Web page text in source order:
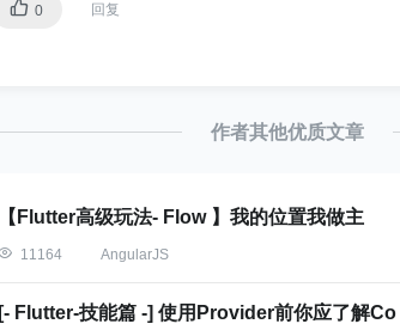
0 回复
作者其他优质文章
【Flutter高级玩法- Flow 】我的位置我做主
11164 AngularJS
[- Flutter-技能篇 -] 使用Provider前你应了解Co